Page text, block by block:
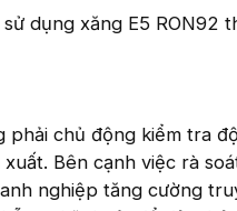
dụng xăng E5 RON92
phải chủ động kiểm tra độ
Bên cạnh việc rà
nghiệp tăng cường